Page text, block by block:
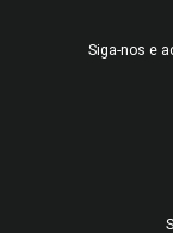
Siga-nos e